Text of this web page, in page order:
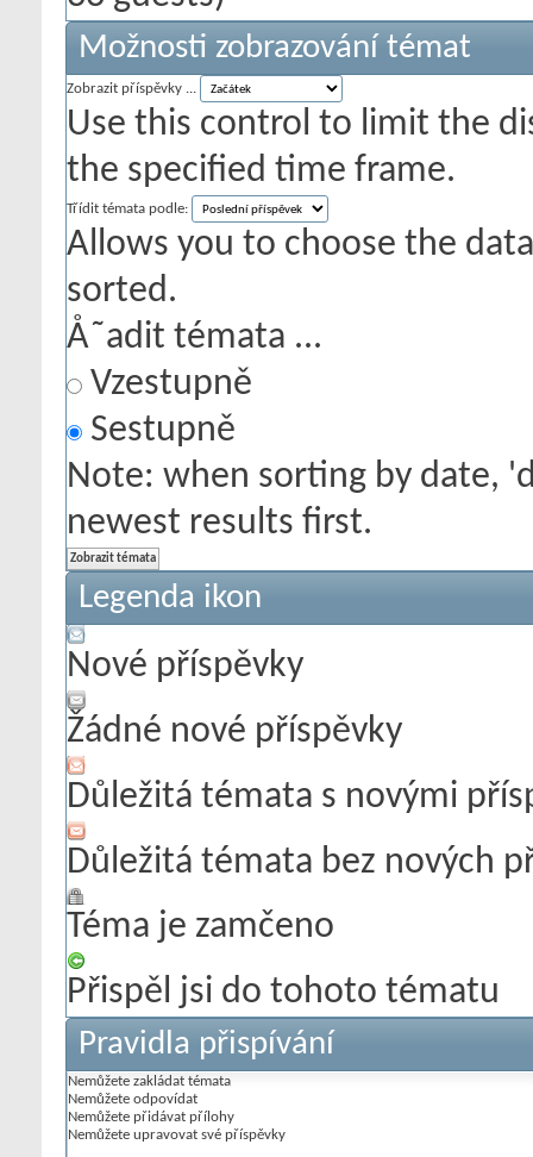
Možnosti zobrazování témat
Zobrazit příspěvky ...
Use this control to limit the
the specified time frame.
Třídit témata podle:
Allows you to choose the
sorted.
Å˜adit témata ...
Vzestupně
Sestupně
Note: when sorting by date,
newest results first.
Legenda ikon
Nové příspěvky
Žádné nové příspěvky
Důležitá témata s novými
Důležitá témata bez nových
Téma je zamčeno
Přispěl jsi do tohoto tématu
Pravidla přispívání
Nemůžete zakládat témata
Nemůžete odpovídat
Nemůžete přidávat přílohy
Nemůžete upravovat své příspěvky